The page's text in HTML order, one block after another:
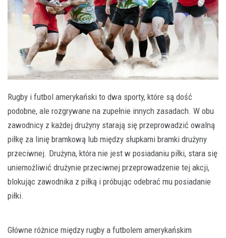
Rugby i futbol amerykański to dwa sporty, które są dość
podobne, ale rozgrywane na zupełnie innych zasadach. W obu
zawodnicy z każdej drużyny starają się przeprowadzić owalną
piłkę za linię bramkową lub między słupkami bramki drużyny
przeciwnej. Drużyna, która nie jest w posiadaniu piłki, stara się
uniemożliwić drużynie przeciwnej przeprowadzenie tej akcji,
blokując zawodnika z piłką i próbując odebrać mu posiadanie
piłki.
Główne różnice między rugby a futbolem amerykańskim